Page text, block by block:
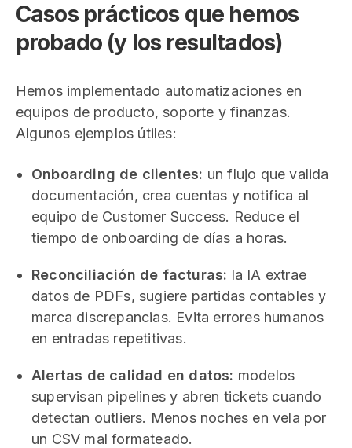
Casos prácticos que hemos
probado (y los resultados)
Hemos implementado automatizaciones en
equipos de producto, soporte y finanzas.
Algunos ejemplos útiles:
Onboarding de clientes: un flujo que valida
documentación, crea cuentas y notifica al
equipo de Customer Success. Reduce el
tiempo de onboarding de días a horas.
Reconciliación de facturas: la IA extrae
datos de PDFs, sugiere partidas contables y
marca discrepancias. Evita errores humanos
en entradas repetitivas.
Alertas de calidad en datos: modelos
supervisan pipelines y abren tickets cuando
detectan outliers. Menos noches en vela por
un CSV mal formateado.